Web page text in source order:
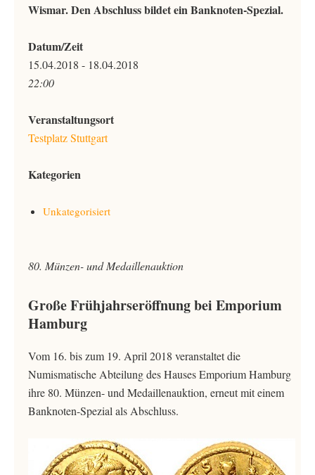
Wismar. Den Abschluss bildet ein Banknoten-Spezial.
Datum/Zeit
15.04.2018 - 18.04.2018
22:00
Veranstaltungsort
Testplatz Stuttgart
Kategorien
Unkategorisiert
80. Münzen- und Medaillenauktion
Große Frühjahrseröffnung bei Emporium
Hamburg
Vom 16. bis zum 19. April 2018 veranstaltet die
Numismatische Abteilung des Hauses Emporium Hamburg
ihre 80. Münzen- und Medaillenauktion, erneut mit einem
Banknoten-Spezial als Abschluss.